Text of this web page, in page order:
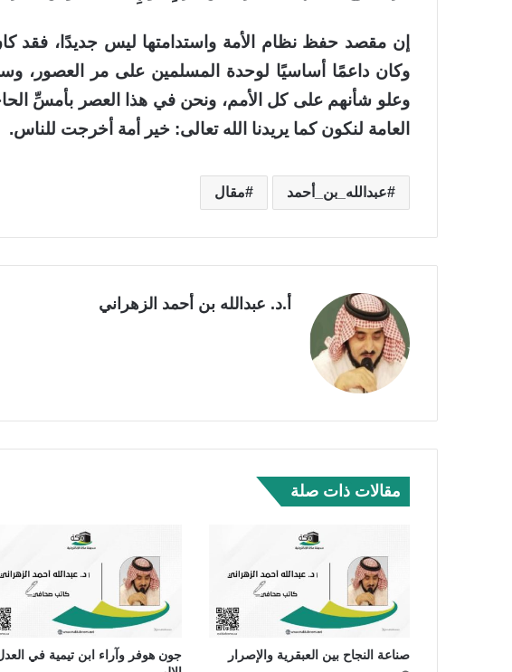
إن مقصد حفظ نظام الأمة واستدامتها ليس جديدًا، فقد
وكان داعمًا أساسيًا لوحدة المسلمين على مر العصور،
وعلو شأنهم على كل الأمم، ونحن في هذا العصر بأمسِّ
العامة لنكون كما يريدنا الله تعالى: خير أمة أخرجت للناس.
عبدالله_بن_أحمد مقال
أ.د. عبدالله بن أحمد الزهراني
مقالات ذات صلة
صناعة النجاح بين العبقرية والإصرار
جون هوفر وآراء ابن تيمية في